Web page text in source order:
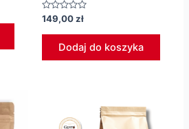
Oceniono
0
na
149,00zł
Dodaj do koszyka